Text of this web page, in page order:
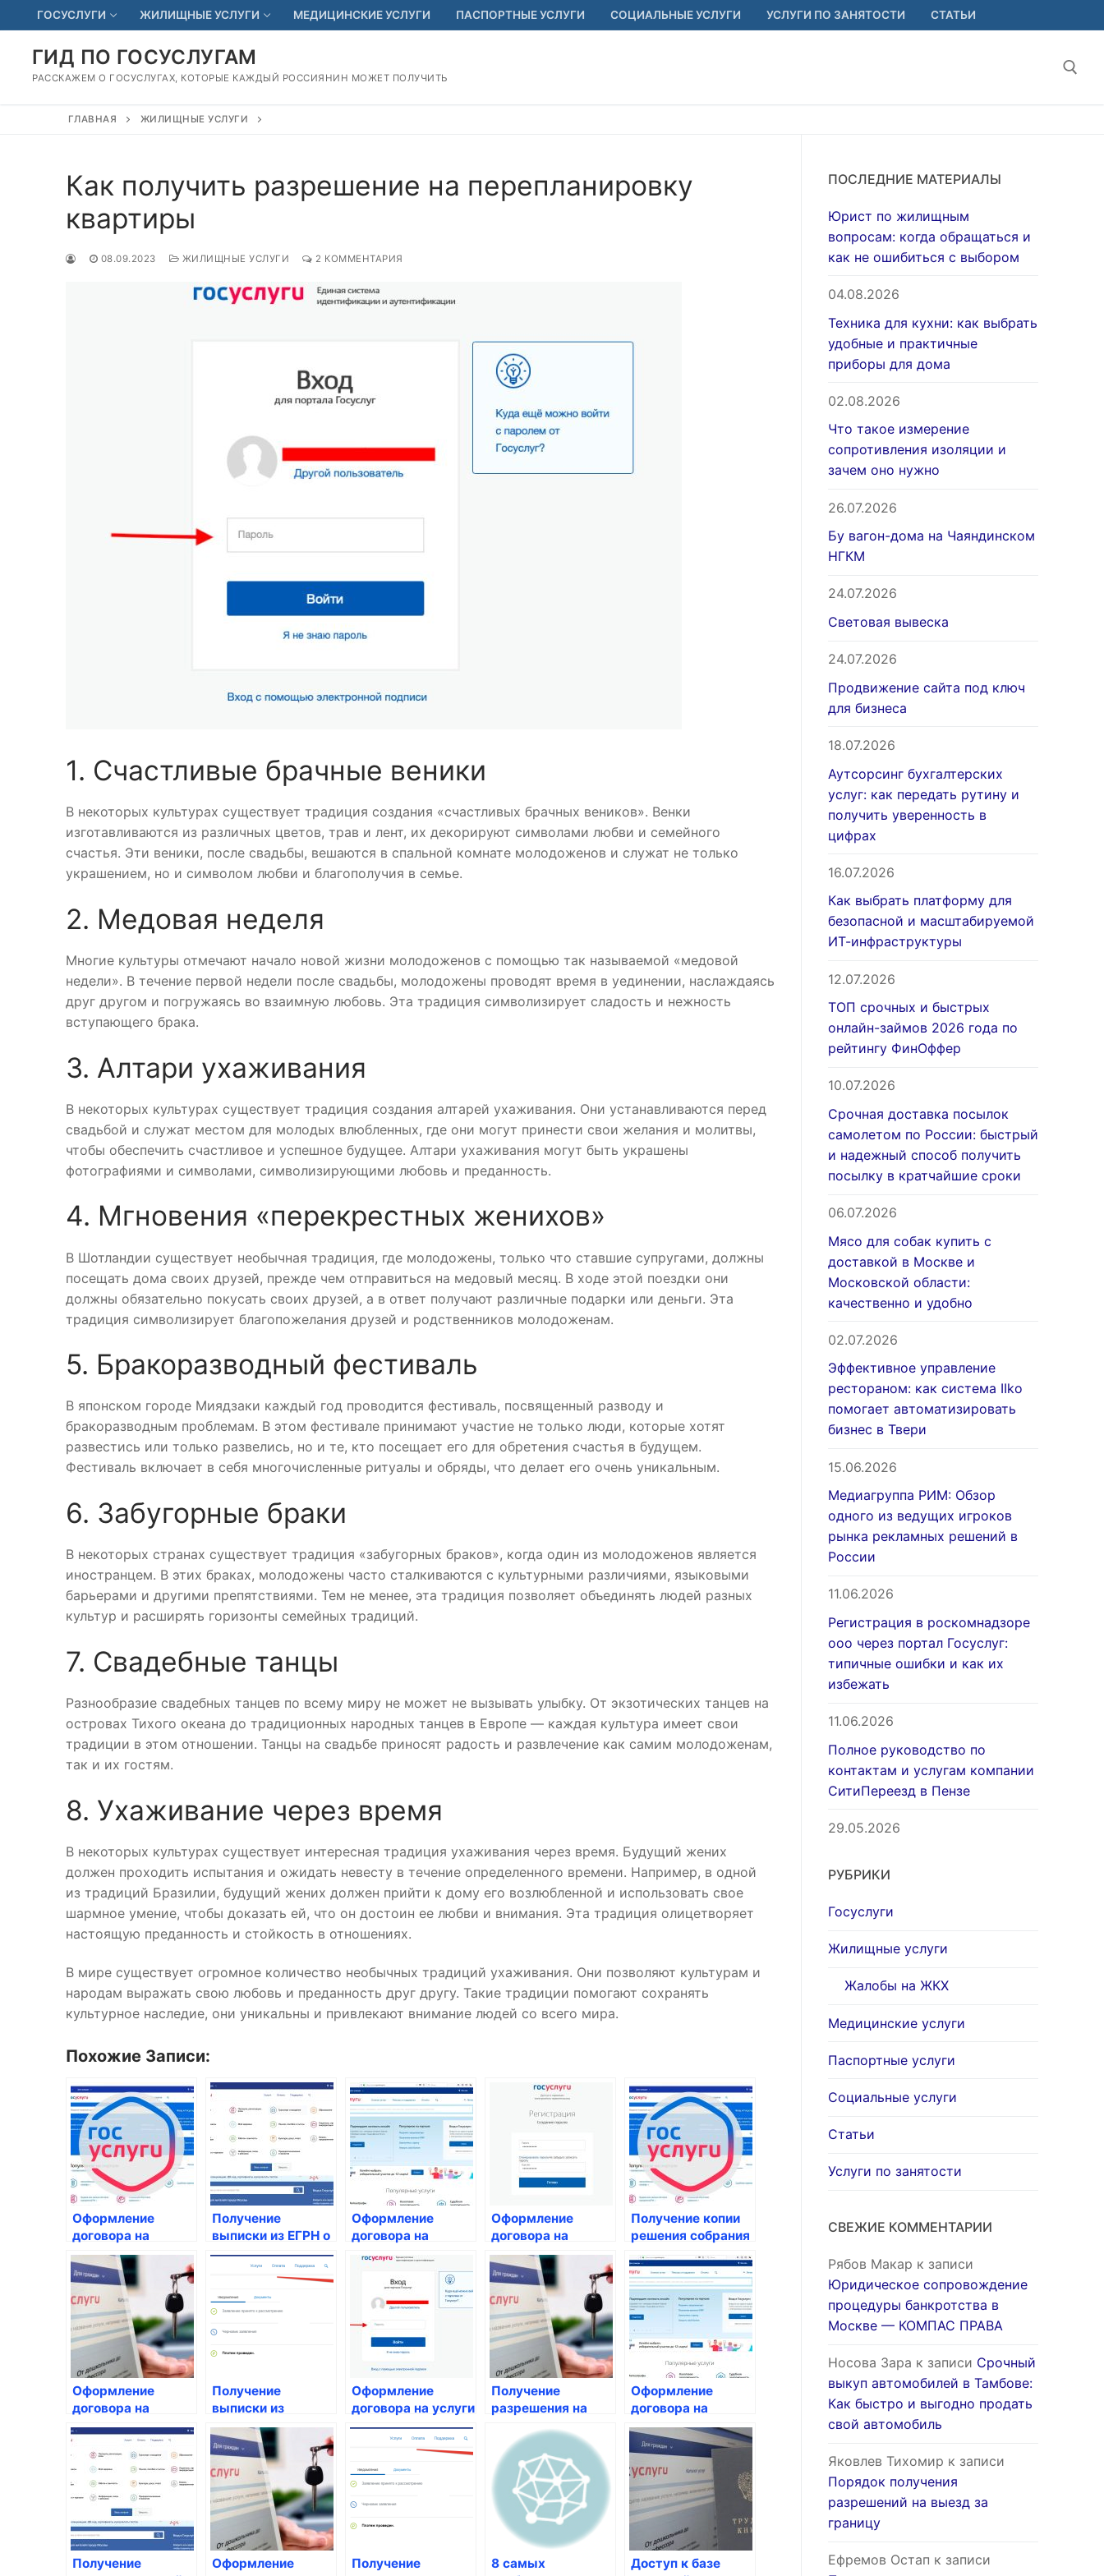
Перейти
к
содержимому
ГОСУСЛУГИ ЖИЛИЩНЫЕ УСЛУГИ МЕДИЦИНСКИЕ УСЛУГИ ПАСПОРТНЫЕ УСЛУГИ СОЦИАЛЬНЫЕ УСЛУГИ УСЛУГИ ПО ЗАНЯТОСТИ СТАТЬИ
ГИД ПО ГОСУСЛУГАМ
РАССКАЖЕМ О ГОСУСЛУГАХ, КОТОРЫЕ КАЖДЫЙ РОССИЯНИН МОЖЕТ ПОЛУЧИТЬ
ГЛАВНАЯ ЖИЛИЩНЫЕ УСЛУГИ
Как получить разрешение на перепланировку
квартиры
08.09.2023 ЖИЛИЩНЫЕ УСЛУГИ 2 КОММЕНТАРИЯ
1. Счастливые брачные веники
В некоторых культурах существует традиция создания «счастливых брачных веников». Венки
изготавливаются из различных цветов, трав и лент, их декорируют символами любви и семейного
счастья. Эти веники, после свадьбы, вешаются в спальной комнате молодоженов и служат не только
украшением, но и символом любви и благополучия в семье.
2. Медовая неделя
Многие культуры отмечают начало новой жизни молодоженов с помощью так называемой «медовой
недели». В течение первой недели после свадьбы, молодожены проводят время в уединении, наслаждаясь
друг другом и погружаясь во взаимную любовь. Эта традиция символизирует сладость и нежность
вступающего брака.
3. Алтари ухаживания
В некоторых культурах существует традиция создания алтарей ухаживания. Они устанавливаются перед
свадьбой и служат местом для молодых влюбленных, где они могут принести свои желания и молитвы,
чтобы обеспечить счастливое и успешное будущее. Алтари ухаживания могут быть украшены
фотографиями и символами, символизирующими любовь и преданность.
4. Мгновения «перекрестных женихов»
В Шотландии существует необычная традиция, где молодожены, только что ставшие супругами, должны
посещать дома своих друзей, прежде чем отправиться на медовый месяц. В ходе этой поездки они
должны обязательно покусать своих друзей, а в ответ получают различные подарки или деньги. Эта
традиция символизирует благопожелания друзей и родственников молодоженам.
5. Бракоразводный фестиваль
В японском городе Миядзаки каждый год проводится фестиваль, посвященный разводу и
бракоразводным проблемам. В этом фестивале принимают участие не только люди, которые хотят
развестись или только развелись, но и те, кто посещает его для обретения счастья в будущем.
Фестиваль включает в себя многочисленные ритуалы и обряды, что делает его очень уникальным.
6. Забугорные браки
В некоторых странах существует традиция «забугорных браков», когда один из молодоженов является
иностранцем. В этих браках, молодожены часто сталкиваются с культурными различиями, языковыми
барьерами и другими препятствиями. Тем не менее, эта традиция позволяет объединять людей разных
культур и расширять горизонты семейных традиций.
7. Свадебные танцы
Разнообразие свадебных танцев по всему миру не может не вызывать улыбку. От экзотических танцев на
островах Тихого океана до традиционных народных танцев в Европе — каждая культура имеет свои
традиции в этом отношении. Танцы на свадьбе приносят радость и развлечение как самим молодоженам,
так и их гостям.
8. Ухаживание через время
В некоторых культурах существует интересная традиция ухаживания через время. Будущий жених
должен проходить испытания и ожидать невесту в течение определенного времени. Например, в одной
из традиций Бразилии, будущий жених должен прийти к дому его возлюбленной и использовать свое
шармное умение, чтобы доказать ей, что он достоин ее любви и внимания. Эта традиция олицетворяет
настоящую преданность и стойкость в отношениях.
В мире существует огромное количество необычных традиций ухаживания. Они позволяют культурам и
народам выражать свою любовь и преданность друг другу. Такие традиции помогают сохранять
культурное наследие, они уникальны и привлекают внимание людей со всего мира.
Похожие Записи:
Оформление
договора на
ремонт и
обслуживание
жилого помещения
Получение
выписки из ЕГРН о
праве
собственности на
Оформление
договора на
капитальный
ремонт общего
имущества
Оформление
договора на
техническое
обслуживание
лифтов
Получение копии
решения собрания
собственников на
проведение
капитального
ремонта
Оформление
договора на
предоставление
услуг управления
общим
имуществом
Получение
выписки из
реестра
недвижимости
Оформление
договора на услуги
по установке и
замене счетчиков
Получение
разрешения на
жилья
Оформление
договора на
техническое
обслуживание
системы
отопления
Получение
Оформление
Получение
8 самых
Доступ к базе
ПОСЛЕДНИЕ МАТЕРИАЛЫ
Юрист по жилищным
вопросам: когда обращаться и
как не ошибиться с выбором
04.08.2026
Техника для кухни: как выбрать
удобные и практичные
приборы для дома
02.08.2026
Что такое измерение
сопротивления изоляции и
зачем оно нужно
26.07.2026
Бу вагон-дома на Чаяндинском
НГКМ
24.07.2026
Световая вывеска
24.07.2026
Продвижение сайта под ключ
для бизнеса
18.07.2026
Аутсорсинг бухгалтерских
услуг: как передать рутину и
получить уверенность в
цифрах
16.07.2026
Как выбрать платформу для
безопасной и масштабируемой
ИТ-инфраструктуры
12.07.2026
ТОП срочных и быстрых
онлайн-займов 2026 года по
рейтингу ФинОффер
10.07.2026
Срочная доставка посылок
самолетом по России: быстрый
и надежный способ получить
посылку в кратчайшие сроки
06.07.2026
Мясо для собак купить с
доставкой в Москве и
Московской области:
качественно и удобно
02.07.2026
Эффективное управление
рестораном: как система IIko
помогает автоматизировать
бизнес в Твери
15.06.2026
Медиагруппа РИМ: Обзор
одного из ведущих игроков
рынка рекламных решений в
России
11.06.2026
Регистрация в роскомнадзоре
ооо через портал Госуслуг:
типичные ошибки и как их
избежать
11.06.2026
Полное руководство по
контактам и услугам компании
СитиПереезд в Пензе
29.05.2026
РУБРИКИ
Госуслуги
Жилищные услуги
Жалобы на ЖКХ
Медицинские услуги
Паспортные услуги
Социальные услуги
Статьи
Услуги по занятости
СВЕЖИЕ КОММЕНТАРИИ
Рябов Макар к записи
Юридическое сопровождение
процедуры банкротства в
Москве — КОМПАС ПРАВА
Носова Зара к записи Срочный
выкуп автомобилей в Тамбове:
Как быстро и выгодно продать
свой автомобиль
Яковлев Тихомир к записи
Порядок получения
разрешений на выезд за
границу
Ефремов Остап к записи